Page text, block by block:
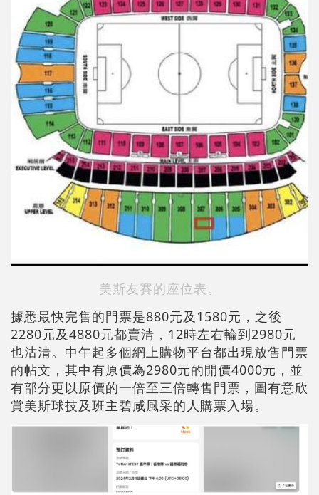
美斯友賽的座位表。
據悉最快完售的門票是880元及1580元，之後
2280元及4880元都賣清，12時左右輪到2980元
也沽清。中午起多個網上購物平台都出現放售門票
的帖文，其中有原價為2980元的開價4000元，並
有部分更以原價的一倍至三倍轉售門票，圖有意欣
賞美斯球技及班主碧咸風采的人購票入場。